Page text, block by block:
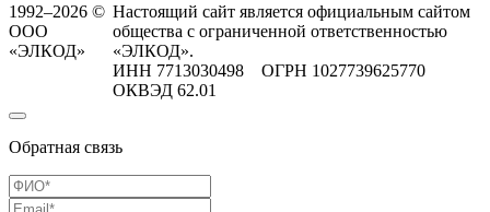
1992–2026 ©
ООО
«ЭЛКОД»
Настоящий сайт является официальным сайтом
общества с ограниченной ответственностью
«ЭЛКОД».
ИНН 7713030498 ОГРН 1027739625770
ОКВЭД 62.01
Обратная связь